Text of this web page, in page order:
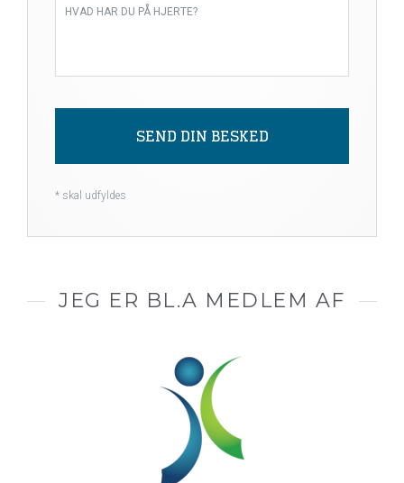
SEND DIN BESKED
Alternative:
* skal udfyldes
JEG ER BL.A MEDLEM AF